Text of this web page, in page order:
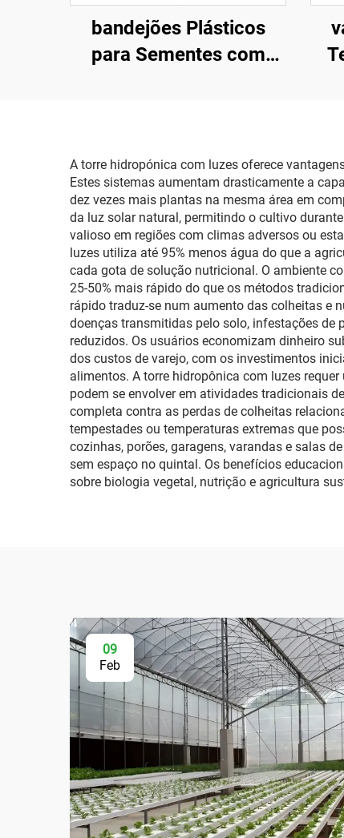
bandejões Plásticos
para Sementes com
(Bandêjas de Enxerto)
A torre hidropónica com luzes oferece
Estes sistemas aumentam drasticamente a
dez vezes mais plantas na mesma área em
da luz solar natural, permitindo o cultivo
valioso em regiões com climas adversos ou
luzes utiliza até 95% menos água do que a
cada gota de solução nutricional. O ambiente
25-50% mais rápido do que os métodos
rápido traduz-se num aumento das colheitas e
doenças transmitidas pelo solo, infestações de
reduzidos. Os usuários economizam dinheiro
dos custos de varejo, com os investimentos
alimentos. A torre hidropônica com luzes
podem se envolver em atividades tradicionais
completa contra as perdas de colheitas
tempestades ou temperaturas extremas que
cozinhas, porões, garagens, varandas e salas
sem espaço no quintal. Os benefícios
sobre biologia vegetal, nutrição e agricultura
09
Feb